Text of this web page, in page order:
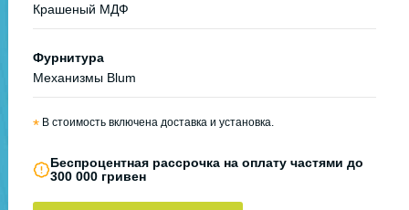
Крашеный МДФ
Фурнитура
Механизмы Blum
* В стоимость включена доставка и установка.
Беспроцентная рассрочка на оплату частями до
300 000 гривен